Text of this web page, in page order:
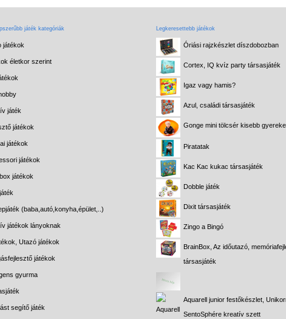
játék kategóriák
játékok
életkor szerint
játék
játékok
játékok
játékok
játékok
(baba,autó,konyha,épület,..)
játékok lányoknak
Utazó játékok
játékok
gyurma
segítő játék
Legkeresettebb játékok
Óriási rajzkészlet díszdobozban
Cortex, IQ kvíz party társasjáték
Igaz vagy hamis?
Azul, családi társasjáték
Gonge mini tölcsér kisebb
Piratatak
Kac Kac kukac társasjáték
Dobble játék
Dixit társasjáték
Zingo a Bingó
BrainBox, Az időutazó,
társasjáték
Aquarell junior festőkészlet,
SentoSphére kreatív szett